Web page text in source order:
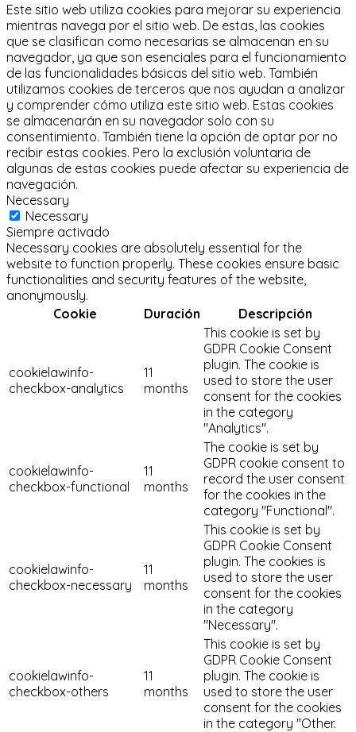
Este sitio web utiliza cookies para mejorar su experiencia
mientras navega por el sitio web. De estas, las cookies
que se clasifican como necesarias se almacenan en su
navegador, ya que son esenciales para el funcionamiento
de las funcionalidades básicas del sitio web. También
utilizamos cookies de terceros que nos ayudan a analizar
y comprender cómo utiliza este sitio web. Estas cookies
se almacenarán en su navegador solo con su
consentimiento. También tiene la opción de optar por no
recibir estas cookies. Pero la exclusión voluntaria de
algunas de estas cookies puede afectar su experiencia de
navegación.
Necessary
Necessary
Siempre activado
Necessary cookies are absolutely essential for the
website to function properly. These cookies ensure basic
functionalities and security features of the website,
anonymously.
Cookie
Duración Descripción
cookielawinfo-
checkbox-analytics
11
months
This cookie is set by
GDPR Cookie Consent
plugin. The cookie is
used to store the user
consent for the cookies
in the category
"Analytics".
cookielawinfo-
checkbox-functional
11
months
The cookie is set by
GDPR cookie consent to
record the user consent
for the cookies in the
category "Functional".
cookielawinfo-
checkbox-necessary
11
months
This cookie is set by
GDPR Cookie Consent
plugin. The cookies is
used to store the user
consent for the cookies
in the category
"Necessary".
cookielawinfo-
checkbox-others
11
months
This cookie is set by
GDPR Cookie Consent
plugin. The cookie is
used to store the user
consent for the cookies
in the category "Other.